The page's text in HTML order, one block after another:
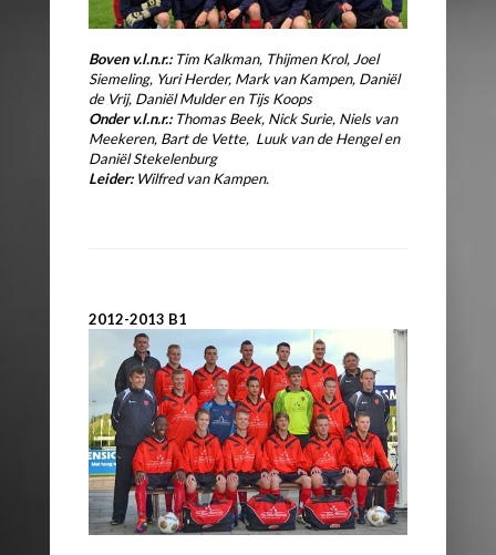
Boven v.l.n.r.: Tim Kalkman, Thijmen Krol, Joel
Siemeling, Yuri Herder, Mark van Kampen, Daniël
de Vrij, Daniël Mulder en Tijs Koops
Onder v.l.n.r.:Thomas Beek, Nick Surie, Niels van
Meekeren, Bart de Vette, Luuk van de Hengel en
Daniël Stekelenburg
Leider:Wilfred van Kampen.
2012-2013 B1